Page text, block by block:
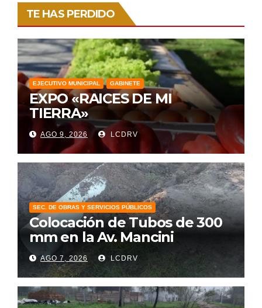
TE HAS PERDIDO
EJECUTIVO MUNICIPAL GABINETE
EXPO «RAICES DE MI
TIERRA»
AGO 9, 2026 LCDRV
SEC. DE OBRAS Y SERVICIOS PÚBLICOS
Colocación de Tubos de 300
mm en la Av. Mancini
AGO 7, 2026 LCDRV